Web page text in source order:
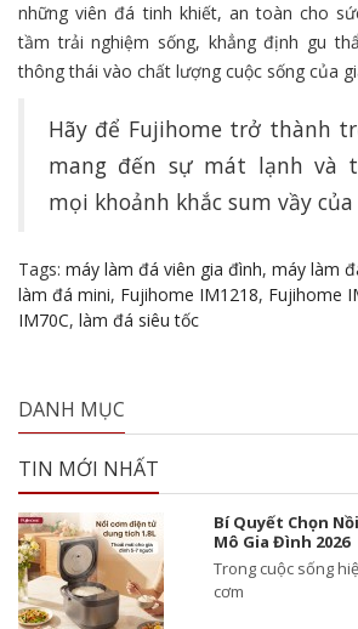
những viên đá tinh khiết, an toàn cho
tầm trải nghiệm sống, khẳng định gu
thông thái vào chất lượng cuộc sống của
Hãy để Fujihome trở thành
mang đến sự mát lạnh và
mọi khoảnh khắc sum vầy
Tags: máy làm đá viên gia đình, máy làm
làm đá mini, Fujihome IM1218, Fujihome
IM70C, làm đá siêu tốc
DANH MỤC
TIN MỚI NHẤT
Bí Quyết Chọn
Mô Gia Đình 2026
Trong cuộc sống
cơm